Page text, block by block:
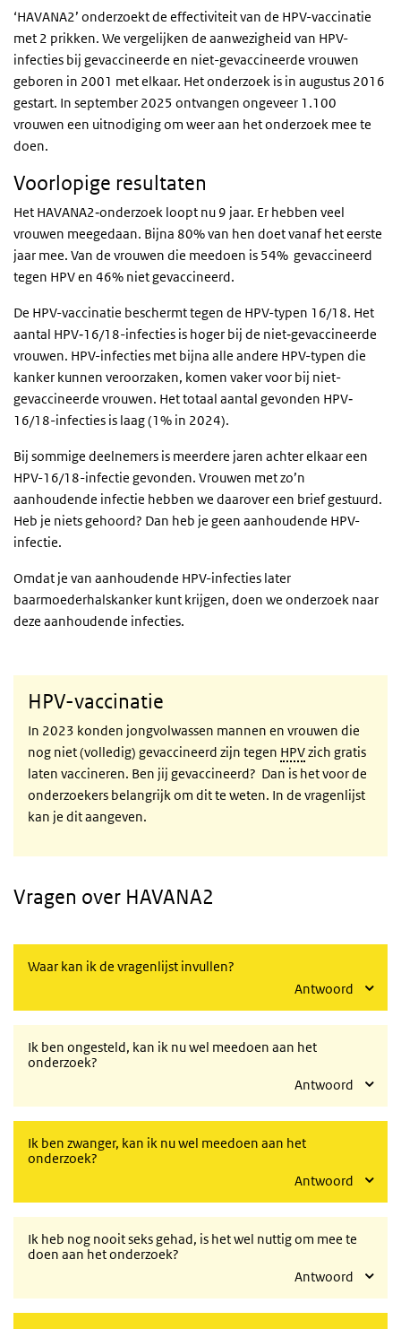
‘HAVANA2’ onderzoekt de effectiviteit van de HPV-vaccinatie
met 2 prikken. We vergelijken de aanwezigheid van HPV-
infecties bij gevaccineerde en niet-gevaccineerde vrouwen
geboren in 2001 met elkaar. Het onderzoek is in augustus 2016
gestart. In september 2025 ontvangen ongeveer 1.100
vrouwen een uitnodiging om weer aan het onderzoek mee te
doen.
Voorlopige resultaten
Het HAVANA2‐onderzoek loopt nu 9 jaar. Er hebben veel
vrouwen meegedaan. Bijna 80% van hen doet vanaf het eerste
jaar mee. Van de vrouwen die meedoen is 54% gevaccineerd
tegen HPV en 46% niet gevaccineerd.
De HPV-vaccinatie beschermt tegen de HPV-typen 16/18. Het
aantal HPV‐16/18-infecties is hoger bij de niet‐gevaccineerde
vrouwen. HPV-infecties met bijna alle andere HPV-typen die
kanker kunnen veroorzaken, komen vaker voor bij niet-
gevaccineerde vrouwen. Het totaal aantal gevonden HPV‐
16/18-infecties is laag (1% in 2024).
Bij sommige deelnemers is meerdere jaren achter elkaar een
HPV-16/18-infectie gevonden. Vrouwen met zo’n
aanhoudende infectie hebben we daarover een brief gestuurd.
Heb je niets gehoord? Dan heb je geen aanhoudende HPV-
infectie.
Omdat je van aanhoudende HPV-infecties later
baarmoederhalskanker kunt krijgen, doen we onderzoek naar
deze aanhoudende infecties.
HPV-vaccinatie
In 2023 konden jongvolwassen mannen en vrouwen die
nog niet (volledig) gevaccineerd zijn tegen HPVzich gratis
laten vaccineren. Ben jij gevaccineerd? Dan is het voor de
onderzoekers belangrijk om dit te weten. In de vragenlijst
kan je dit aangeven.
Vragen over HAVANA2
Waar kan ik de vragenlijst invullen?
Antwoord
Ik ben ongesteld, kan ik nu wel meedoen aan het
onderzoek?
Antwoord
Ik ben zwanger, kan ik nu wel meedoen aan het
onderzoek?
Antwoord
Ik heb nog nooit seks gehad, is het wel nuttig om mee te
doen aan het onderzoek?
Antwoord